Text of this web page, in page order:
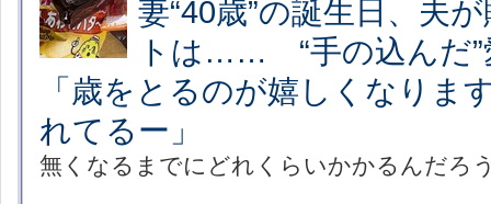
妻“40歳”の誕生日、夫
トは…… “手の込んだ”
「歳をとるのが嬉しくなりま
れてるー」
無くなるまでにどれくらいかかるんだろ